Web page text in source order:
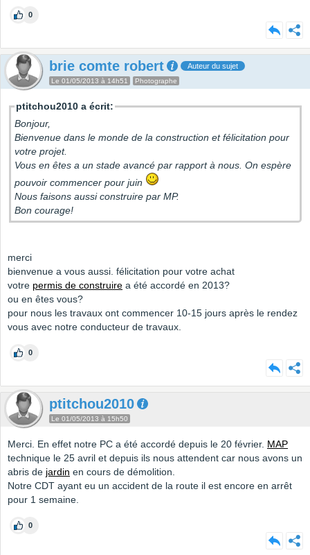
0
brie comte robert Auteur du sujet
Le 01/05/2013 à 14h51 Photographe
ptitchou2010 a écrit:
Bonjour,
Bienvenue dans le monde de la construction et félicitation pour
votre projet.
Vous en êtes a un stade avancé par rapport à nous. On espère
pouvoir commencer pour juin
Nous faisons aussi construire par MP.
Bon courage!
merci
bienvenue a vous aussi. félicitation pour votre achat
votre permis de construire a été accordé en 2013?
ou en êtes vous?
pour nous les travaux ont commencer 10-15 jours après le rendez
vous avec notre conducteur de travaux.
0
ptitchou2010
Le 01/05/2013 à 15h50
Merci. En effet notre PC a été accordé depuis le 20 février. MAP
technique le 25 avril et depuis ils nous attendent car nous avons un
abris de jardin en cours de démolition.
Notre CDT ayant eu un accident de la route il est encore en arrêt
pour 1 semaine.
0